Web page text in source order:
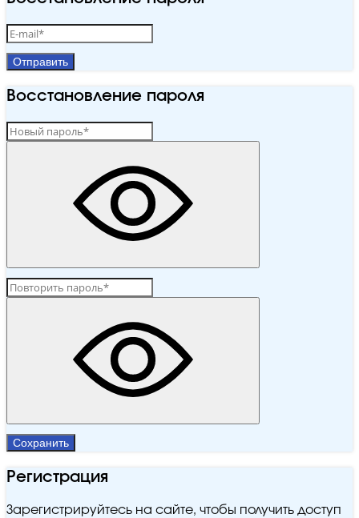
Отправить
Восстановление пароля
Сохранить
Регистрация
Зарегистрируйтесь на сайте, чтобы получить доступ